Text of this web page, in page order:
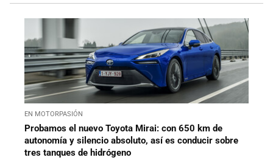
EN MOTORPASIÓN
Probamos el nuevo Toyota Mirai: con 650 km de
autonomía y silencio absoluto, así es conducir sobre
tres tanques de hidrógeno